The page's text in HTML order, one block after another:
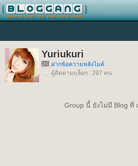
Yuriukuri
ฝากข้อความหลังไมค์
ผู้ติดตามบล็อก : 297 คน
Group นี้ ยังไม่มี Blog ที่